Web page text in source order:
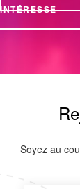
INTÉRESSE
Soyez au